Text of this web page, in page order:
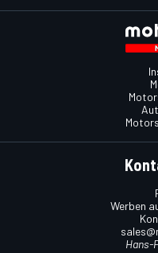
Werben
Hans-